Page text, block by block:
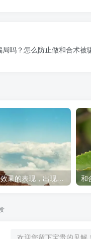
吗？怎么防止做和合术被
和合法事起效果的表现，出现这些就要留意了 和